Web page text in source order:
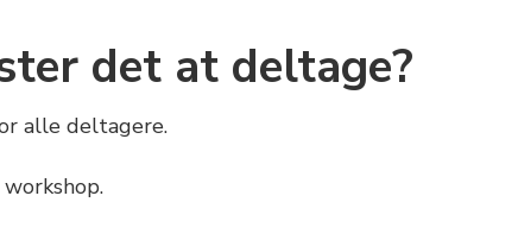
det at deltage?
alle deltagere.